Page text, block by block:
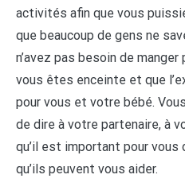
activités afin que vous
que beaucoup de gens ne
n’avez pas besoin de
vous êtes enceinte et que
pour vous et votre bébé.
de dire à votre partenaire, à
qu’il est important pour
qu’ils peuvent vous aider.